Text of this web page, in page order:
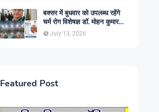
बक्सर में बुधवार को उपलब्ध रहेंगे
चर्म रोग विशेषज्ञ डॉ. मोहन कुमार
सिंह, प्रकाश यूरो क्लिनिक में होगा
परामर्श
July 13, 2026
Featured Post